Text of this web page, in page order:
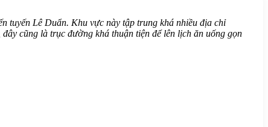
tuyến Lê Duẩn. Khu vực này tập trung khá nhiều địa chỉ
cũng là trục đường khá thuận tiện để lên lịch ăn uống gọn